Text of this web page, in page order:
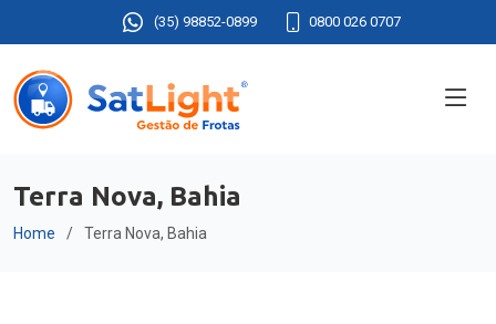
(35) 98852-0899 0800 026 0707
Terra Nova, Bahia
Home Terra Nova, Bahia